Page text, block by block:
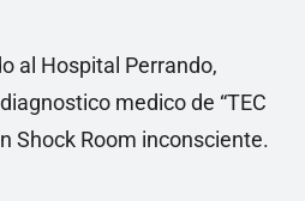
al Hospital Perrando,
medico de “TEC
Shock Room inconsciente.